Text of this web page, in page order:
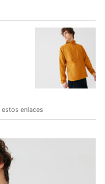
enlaces